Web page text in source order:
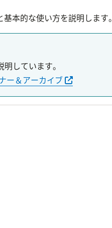
本的な使い方を説明します。
ー＆アーカイブ